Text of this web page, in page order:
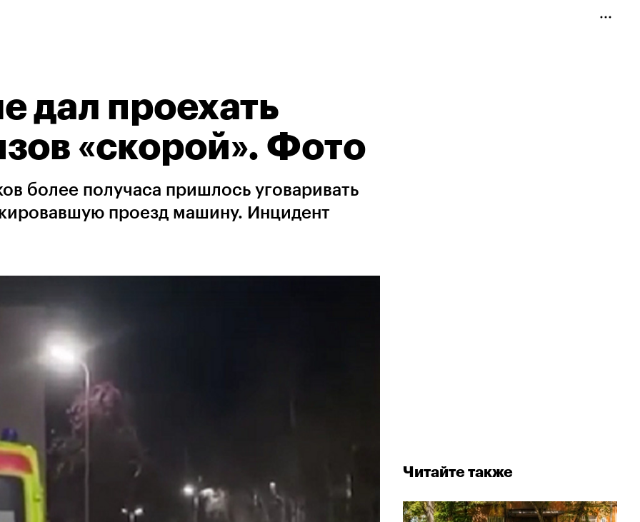
Читайте также
дал проехать
«скорой». Фото
более получаса пришлось уговаривать
проезд машину. Инцидент